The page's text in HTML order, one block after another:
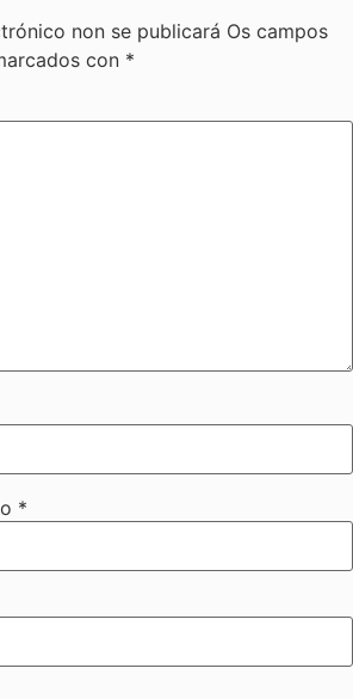
non se publicará Os campos
con *
*